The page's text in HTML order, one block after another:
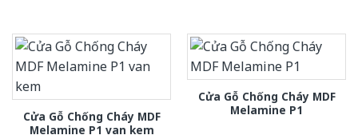
Cửa Gỗ Chống Cháy MDF
Melamine P1 van kem
Cửa Gỗ Chống Cháy MDF
Melamine P1